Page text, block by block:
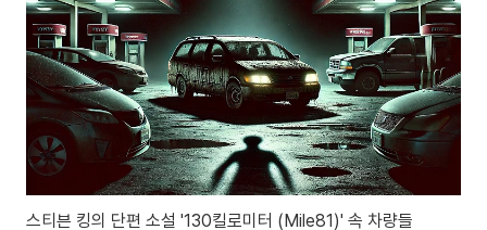
스티븐 킹의 단편 소설 '130킬로미터 (Mile81)' 속 차량들